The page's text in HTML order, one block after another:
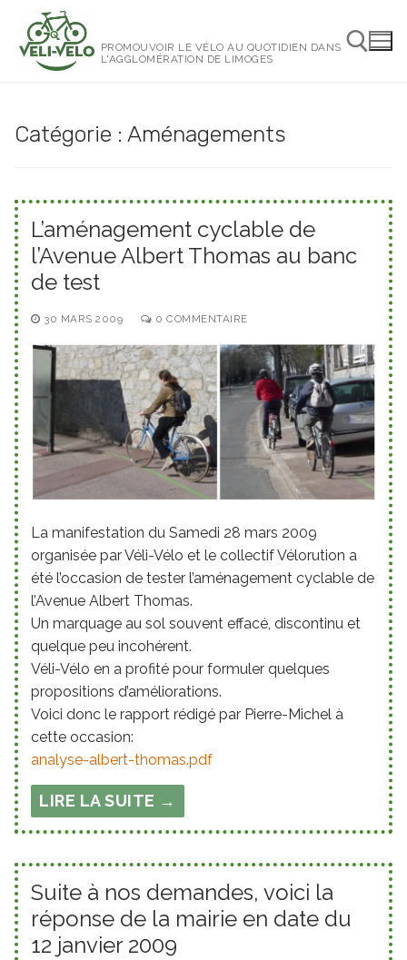
contenu
PROMOUVOIR LE VÉLO AU QUOTIDIEN DANS
L'AGGLOMÉRATION DE LIMOGES
Catégorie : Aménagements
L’aménagement cyclable de
l’Avenue Albert Thomas au banc
de test
30 MARS 2009 0 COMMENTAIRE
La manifestation du Samedi 28 mars 2009
organisée par Véli-Vélo et le collectif Vélorution a
été l’occasion de tester l’aménagement cyclable de
l’Avenue Albert Thomas.
Un marquage au sol souvent effacé, discontinu et
quelque peu incohérent.
Véli-Vélo en a profité pour formuler quelques
propositions d’améliorations.
Voici donc le rapport rédigé par Pierre-Michel à
cette occasion:
analyse-albert-thomas.pdf
LIRE LA SUITE →
Suite à nos demandes, voici la
réponse de la mairie en date du
12 janvier 2009